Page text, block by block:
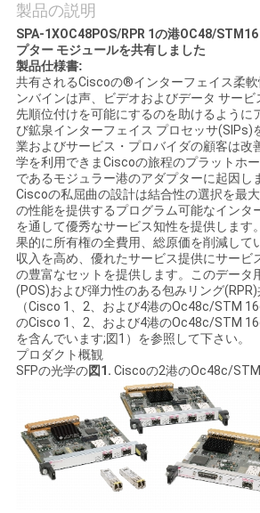
連
絡
く
だ
さ
い
ニ
ュ
ー
ス
事
製品の説明
SPA-1XOC48POS/RPR 1の港OC48/
プター モジュールを共有しました
製品仕様書:
共有されるCiscoの®インターフェイス柔
ンバインは声、ビデオおよびデータ サー
先順位付けを可能にするのを助けるように
び鉱泉インターフェイス プロセッサ(SIPs)
業およびサービス・プロバイダの顧客は改
学を利用できまCiscoの旅程のプラットホ
であるモジュラー港のアダプターに起因し
Ciscoの私屈曲の設計は結合性の選択を最
の性能を提供するプログラム可能なインタ
を通して優秀なサービス知性を提供します
果的に所有権の全費用、総原価を削減して
収入を高め、優れたサービス提供にサービ
の豊富なセットを提供します。このデータ
(POS)および弾力性のある包みリング
（Cisco 1、2、および4港のOc48c/STM
のCisco 1、2、および4港のOc48c/STM
を含んでいます;図1）を参照して下さい。
プロダクト概観
SFPの光学の図1. Ciscoの2港のOc48c/